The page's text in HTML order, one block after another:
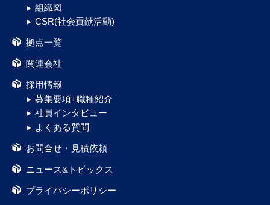
組織図
CSR(社会貢献活動)
拠点一覧
関連会社
採用情報
募集要項+職種紹介
社員インタビュー
よくある質問
お問合せ・見積依頼
ニュース&トピックス
プライバシーポリシー